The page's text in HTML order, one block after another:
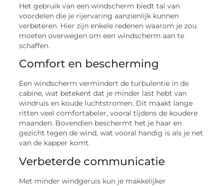
Het gebruik van een windscherm biedt tal van
voordelen die je rijervaring aanzienlijk kunnen
verbeteren. Hier zijn enkele redenen waarom je zou
moeten overwegen om een windscherm aan te
schaffen.
Comfort en bescherming
Een windscherm vermindert de turbulentie in de
cabine, wat betekent dat je minder last hebt van
windruis en koude luchtstromen. Dit maakt lange
ritten veel comfortabeler, vooral tijdens de koudere
maanden. Bovendien beschermt het je haar en
gezicht tegen de wind, wat vooral handig is als je net
van de kapper komt.
Verbeterde communicatie
Met minder windgeruis kun je makkelijker